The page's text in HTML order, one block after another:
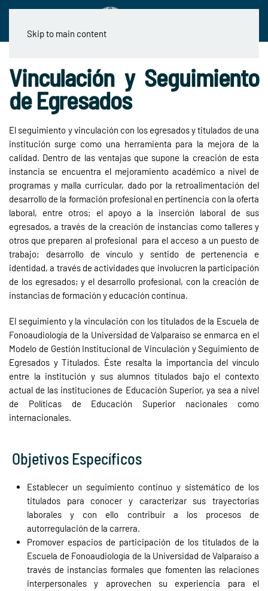
Skip to main content
Vinculación y Seguimiento
de Egresados
El seguimiento y vinculación con los egresados y titulados de una
institución surge como una herramienta para la mejora de la
calidad. Dentro de las ventajas que supone la creación de esta
instancia se encuentra el mejoramiento académico a nivel de
programas y malla curricular, dado por la retroalimentación del
desarrollo de la formación profesional en pertinencia con la oferta
laboral, entre otros; el apoyo a la inserción laboral de sus
egresados, a través de la creación de instancias como talleres y
otros que preparen al profesional para el acceso a un puesto de
trabajo; desarrollo de vínculo y sentido de pertenencia e
identidad, a través de actividades que involucren la participación
de los egresados; y el desarrollo profesional, con la creación de
instancias de formación y educación continua.
El seguimiento y la vinculación con los titulados de la Escuela de
Fonoaudiología de la Universidad de Valparaíso se enmarca en el
Modelo de Gestión Institucional de Vinculación y Seguimiento de
Egresados y Titulados. Éste resalta la importancia del vínculo
entre la institución y sus alumnos titulados bajo el contexto
actual de las instituciones de Educación Superior, ya sea a nivel
de Políticas de Educación Superior nacionales como
internacionales.
Objetivos Específicos
Establecer un seguimiento continuo y sistemático de los
titulados para conocer y caracterizar sus trayectorias
laborales y con ello contribuir a los procesos de
autorregulación de la carrera.
Promover espacios de participación de los titulados de la
Escuela de Fonoaudiología de la Universidad de Valparaíso a
través de instancias formales que fomenten las relaciones
interpersonales y aprovechen su experiencia para el